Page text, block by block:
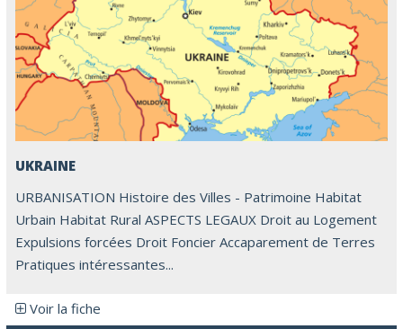
UKRAINE
URBANISATION Histoire des Villes - Patrimoine Habitat
Urbain Habitat Rural ASPECTS LEGAUX Droit au Logement
Expulsions forcées Droit Foncier Accaparement de Terres
Pratiques intéressantes...
Voir la fiche